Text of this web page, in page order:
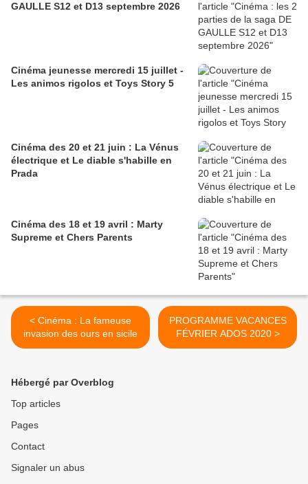
GAULLE S12 et D13 septembre 2026
Cinéma jeunesse mercredi 15 juillet -
Les animos rigolos et Toys Story 5
Cinéma des 20 et 21 juin : La Vénus
électrique et Le diable s'habille en
Prada
Cinéma des 18 et 19 avril : Marty
Supreme et Chers Parents
< Cinéma : La fameuse
invasion des ours en sicile
PROGRAMME VACANCES
FÉVRIER ADOS 2020 >
Hébergé par Overblog
Top articles
Pages
Contact
Signaler un abus